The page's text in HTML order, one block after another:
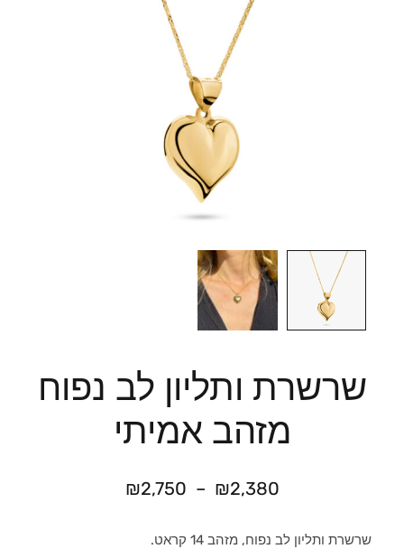
שרשרת ותליון לב נפוח
מזהב אמיתי
₪2,380
–
₪2,750
שרשרת ותליון לב נפוח, מזהב 14 קראט.